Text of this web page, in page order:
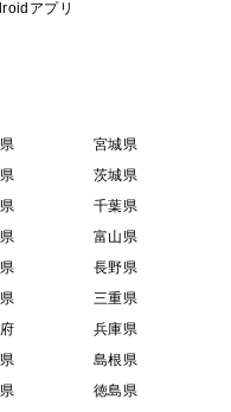
アプリ
宮城県
茨城県
千葉県
富山県
長野県
三重県
兵庫県
島根県
徳島県